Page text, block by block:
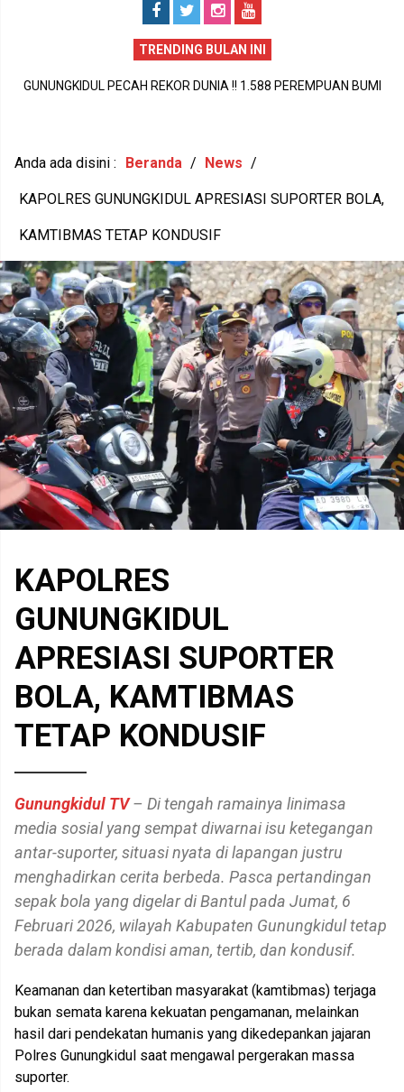
TRENDING BULAN INI
GUNUNGKIDUL PECAH REKOR DUNIA !! 1.588 PEREMPUAN BUMI
Anda ada disini : Beranda / News /
KAPOLRES GUNUNGKIDUL APRESIASI SUPORTER BOLA,
KAMTIBMAS TETAP KONDUSIF
KAPOLRES
GUNUNGKIDUL
APRESIASI SUPORTER
BOLA, KAMTIBMAS
TETAP KONDUSIF
Gunungkidul TV– Di tengah ramainya linimasa
media sosial yang sempat diwarnai isu ketegangan
antar-suporter, situasi nyata di lapangan justru
menghadirkan cerita berbeda. Pasca pertandingan
sepak bola yang digelar di Bantul pada Jumat, 6
Februari 2026, wilayah Kabupaten Gunungkidul tetap
berada dalam kondisi aman, tertib, dan kondusif.
Keamanan dan ketertiban masyarakat (kamtibmas) terjaga
bukan semata karena kekuatan pengamanan, melainkan
hasil dari pendekatan humanis yang dikedepankan jajaran
Polres Gunungkidul saat mengawal pergerakan massa
suporter.